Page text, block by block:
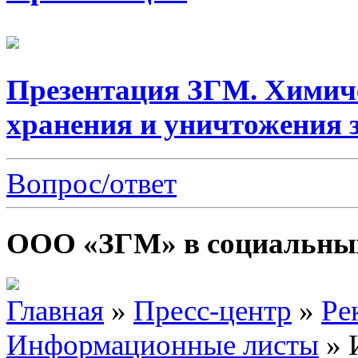
Презентация ЗГМ.
хранения и уничтожения
Вопрос/ответ
ООО «ЗГМ» в
Главная » Пресс-центр »
Информационные листы »